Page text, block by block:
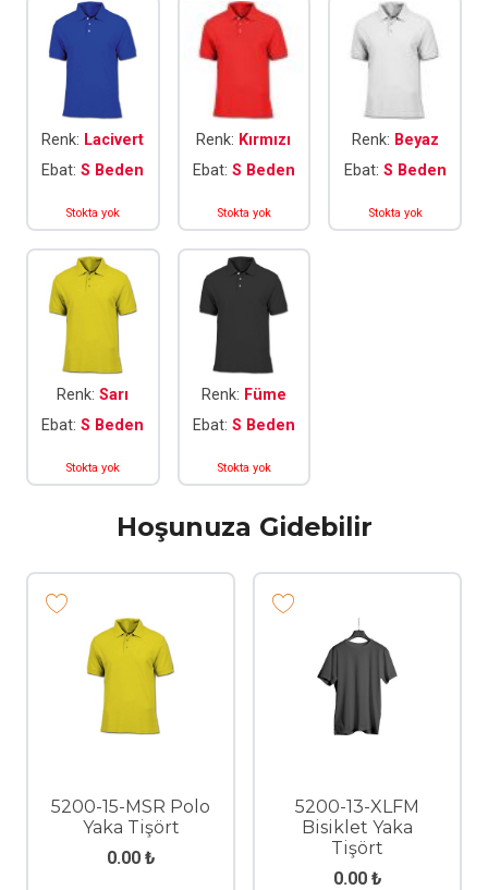
Renk: Lacivert
Ebat:S Beden
Stokta yok
Renk: Kırmızı
Ebat: S Beden
Stokta yok
Renk: Beyaz
Ebat: S Beden
Stokta yok
Renk:Sarı
Ebat:S Beden
Stokta yok
Renk: Füme
Ebat: S Beden
Stokta yok
Hoşunuza Gidebilir
5200-15-MSR Polo
Yaka Tişört
0.00 ₺
5200-13-XLFM
Bisiklet Yaka
Tişört
0.00 ₺